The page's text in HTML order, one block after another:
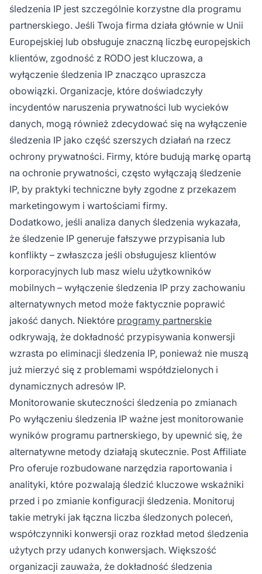
śledzenia IP jest szczególnie korzystne dla programu
partnerskiego. Jeśli Twoja firma działa głównie w Unii
Europejskiej lub obsługuje znaczną liczbę europejskich
klientów, zgodność z RODO jest kluczowa, a
wyłączenie śledzenia IP znacząco upraszcza
obowiązki. Organizacje, które doświadczyły
incydentów naruszenia prywatności lub wycieków
danych, mogą również zdecydować się na wyłączenie
śledzenia IP jako część szerszych działań na rzecz
ochrony prywatności. Firmy, które budują markę opartą
na ochronie prywatności, często wyłączają śledzenie
IP, by praktyki techniczne były zgodne z przekazem
marketingowym i wartościami firmy.
Dodatkowo, jeśli analiza danych śledzenia wykazała,
że śledzenie IP generuje fałszywe przypisania lub
konflikty – zwłaszcza jeśli obsługujesz klientów
korporacyjnych lub masz wielu użytkowników
mobilnych – wyłączenie śledzenia IP przy zachowaniu
alternatywnych metod może faktycznie poprawić
jakość danych. Niektóre programy partnerskie
odkrywają, że dokładność przypisywania konwersji
wzrasta po eliminacji śledzenia IP, ponieważ nie muszą
już mierzyć się z problemami współdzielonych i
dynamicznych adresów IP.
Monitorowanie skuteczności śledzenia po zmianach
Po wyłączeniu śledzenia IP ważne jest monitorowanie
wyników programu partnerskiego, by upewnić się, że
alternatywne metody działają skutecznie. Post Affiliate
Pro oferuje rozbudowane narzędzia raportowania i
analityki, które pozwalają śledzić kluczowe wskaźniki
przed i po zmianie konfiguracji śledzenia. Monitoruj
takie metryki jak łączna liczba śledzonych poleceń,
współczynniki konwersji oraz rozkład metod śledzenia
użytych przy udanych konwersjach. Większość
organizacji zauważa, że dokładność śledzenia